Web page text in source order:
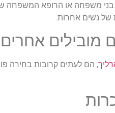
משפחה או הרופא המשפחה
של נשים אחרות.
מובילים אחרים
, הם לעתים קרובות בחירה